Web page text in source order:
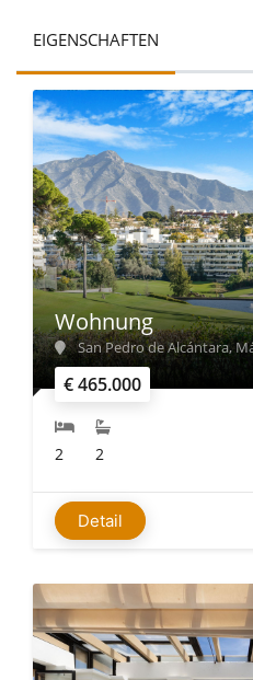
EIGENSCHAFTEN
€ 465.000
Wohnung
San Pedro de Alcántara,
2 2
Detail